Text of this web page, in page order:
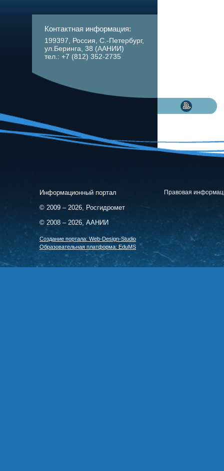
Контактная информация:
199397, Россия, С.-Петербург,
ул.Беринга, 38 (ААНИИ)
тел.: +7 (812) 352-2735
Информационный портал
© 2009 – 2026, Росгидромет
© 2008 – 2026, ААНИИ
Cоздание портала: Web-Design-Studio
Образовательная платформа: EduMS
Правовая